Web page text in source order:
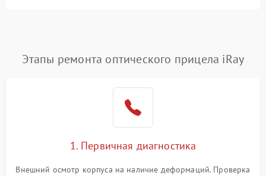
Этапы ремонта оптического прицела iRay
1. Первичная диагностика
Внешний осмотр корпуса на наличие деформаций. Проверка